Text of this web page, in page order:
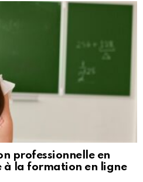
professionnelle en
à la formation en ligne